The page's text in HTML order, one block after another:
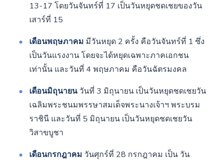
13-17 โดยวันจันทร์ที่ 17 เป็นวันหยุดชดเชยของวัน
เสาร์ที่ 15
เดือนพฤษภาคม มีวันหยุด 2 ครั้ง คือวันจันทร์ที่ 1 ซึ่ง
เป็นวันแรงงาน โดยจะได้หยุดเฉพาะภาคเอกชน
เท่านั้น และวันที่ 4 พฤษภาคม คือวันฉัตรมงคล
เดือนมิถุนายนวันที่ 3 มิถุนายน เป็นวันหยุดชดเชยวัน
เฉลิมพระชนมพรรษาสมเด็จพระนางเจ้าฯ พระบรม
ราชินี และวันที่ 5 มิถุนายน เป็นวันหยุดชดเชยวัน
วิสาขบูชา
เดือนกรกฎาคม วันศุกร์ที่ 28 กรกฎาคม เป็น วัน